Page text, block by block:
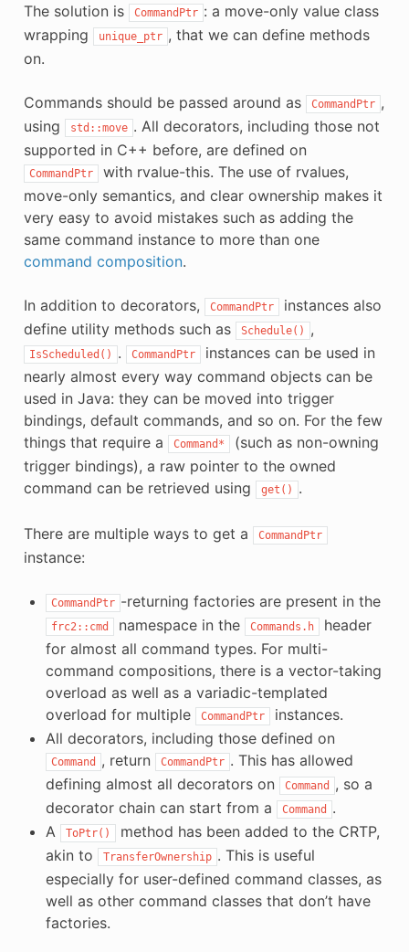
The solution is CommandPtr : a move-only value class
wrapping
unique_ptr , that we can define methods
on.
Commands should be passed around as CommandPtr ,
using
std::move . All decorators, including those not
supported in C++ before, are defined on
CommandPtr
with rvalue-this. The use of rvalues,
move-only semantics, and clear ownership makes it
very easy to avoid mistakes such as adding the
same command instance to more than one
command composition.
In addition to decorators, CommandPtr
instances also
define utility methods such as
Schedule() ,
IsScheduled() . CommandPtr
instances can be used in
nearly almost every way command objects can be
used in Java: they can be moved into trigger
bindings, default commands, and so on. For the few
things that require a
Command*
(such as non-owning
trigger bindings), a raw pointer to the owned
command can be retrieved using
get() .
There are multiple ways to get a CommandPtr
instance:
CommandPtr -returning factories are present in the
frc2::cmd namespace in the Commands.h
header
for almost all command types. For multi-
command compositions, there is a vector-taking
overload as well as a variadic-templated
overload for multiple
CommandPtr
instances.
All decorators, including those defined on
Command , return CommandPtr . This has allowed
defining almost all decorators on
Command
, so a
decorator chain can start from a
Command
.
A
ToPtr()
method has been added to the CRTP,
akin to
TransferOwnership . This is useful
especially for user-defined command classes, as
well as other command classes that don’t have
factories.